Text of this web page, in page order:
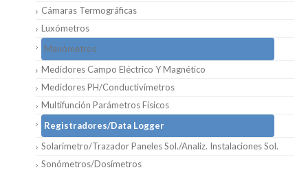
Cámaras Termográficas
Luxómetros
Manómetros
Medidores Campo Eléctrico Y Magnético
Medidores PH/Conductivímetros
Multifunción Parámetros Físicos
Registradores/Data Logger
Solarímetro/Trazador Paneles Sol./Analiz. Instalaciones Sol.
Sonómetros/Dosímetros